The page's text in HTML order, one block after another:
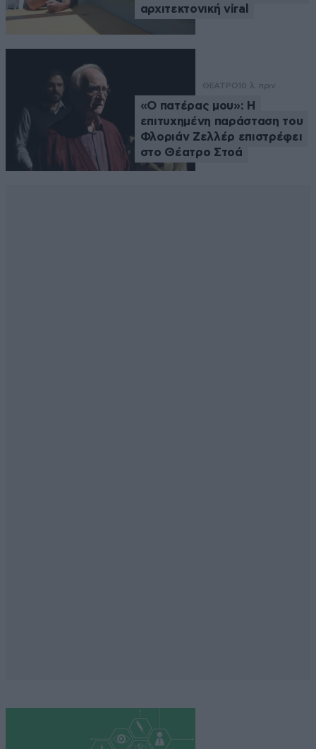
αρχιτεκτονική viral
ΘΕΑΤΡΟ 10 λ. πριν
«Ο πατέρας μου»: Η
επιτυχημένη παράσταση του
Φλοριάν Ζελλέρ επιστρέφει
στο Θέατρο Στοά